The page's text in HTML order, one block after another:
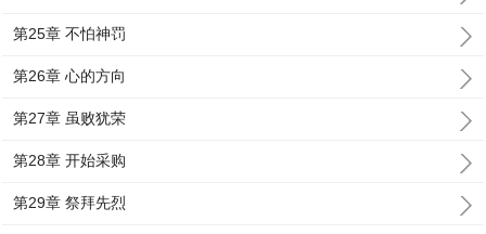
第25章 不怕神罚
第26章 心的方向
第27章 虽败犹荣
第28章 开始采购
第29章 祭拜先烈